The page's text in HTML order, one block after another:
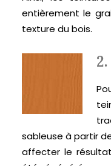
entièrement le
texture du bois.
sableuse à partir
affecter le